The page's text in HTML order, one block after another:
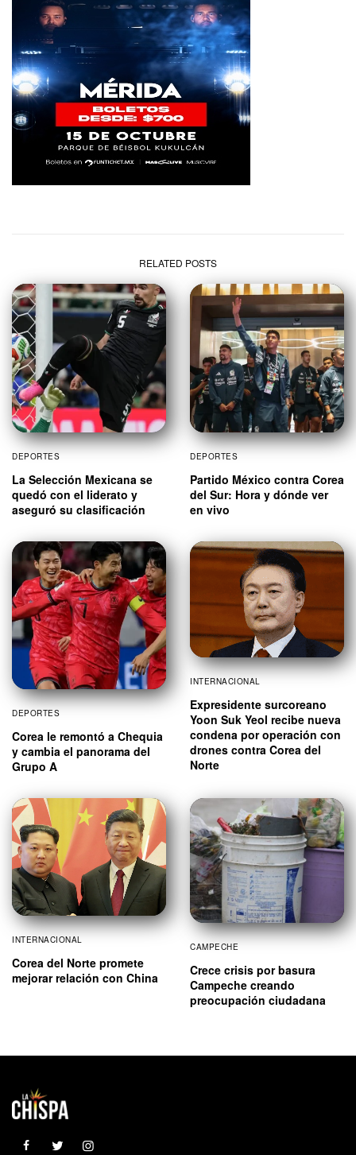
RELATED POSTS
DEPORTES
La Selección Mexicana se
quedó con el liderato y
aseguró su clasificación
DEPORTES
Partido México contra Corea
del Sur: Hora y dónde ver
en vivo
DEPORTES
Corea le remontó a Chequia
y cambia el panorama del
Grupo A
INTERNACIONAL
Expresidente surcoreano
Yoon Suk Yeol recibe nueva
condena por operación con
drones contra Corea del
Norte
INTERNACIONAL
Corea del Norte promete
mejorar relación con China
CAMPECHE
Crece crisis por basura
Campeche creando
preocupación ciudadana